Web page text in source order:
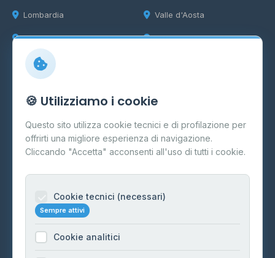
Lombardia
Marche
Valle d'Aosta
Veneto
Info
Cos'è il GPL
FAQ
Contatti
Informazioni legali
Cookie Policy
🍪 Utilizziamo i cookie
Questo sito utilizza cookie tecnici e di profilazione per
offrirti una migliore esperienza di navigazione.
Cliccando "Accetta" acconsenti all'uso di tutti i cookie.
Cookie tecnici (necessari)
Sempre attivi
Cookie analitici